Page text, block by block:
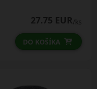
27.75 EUR/ks
DO KOŠÍKA